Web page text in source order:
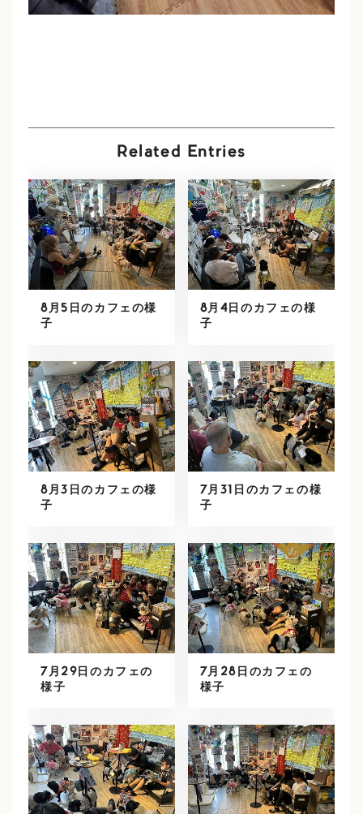
Related Entries
8月5日のカフェの様
子
8月4日のカフェの様
子
8月3日のカフェの様
子
7月31日のカフェの様
子
7月29日のカフェの
様子
7月28日のカフェの
様子